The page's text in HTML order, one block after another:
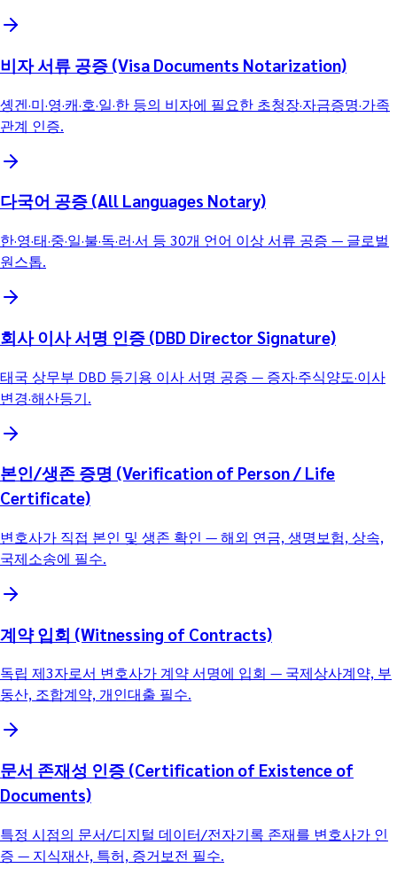
비자 서류 공증 (Visa Documents Notarization)
솅겐·미·영·캐·호·일·한 등의 비자에 필요한 초청장·자금증명·가족
관계 인증.
다국어 공증 (All Languages Notary)
한·영·태·중·일·불·독·러·서 등 30개 언어 이상 서류 공증 — 글로벌
원스톱.
회사 이사 서명 인증 (DBD Director Signature)
태국 상무부 DBD 등기용 이사 서명 공증 — 증자·주식양도·이사
변경·해산등기.
본인/생존 증명 (Verification of Person / Life
Certificate)
변호사가 직접 본인 및 생존 확인 — 해외 연금, 생명보험, 상속,
국제소송에 필수.
계약 입회 (Witnessing of Contracts)
독립 제3자로서 변호사가 계약 서명에 입회 — 국제상사계약, 부
동산, 조합계약, 개인대출 필수.
문서 존재성 인증 (Certification of Existence of
Documents)
특정 시점의 문서/디지털 데이터/전자기록 존재를 변호사가 인
증 — 지식재산, 특허, 증거보전 필수.